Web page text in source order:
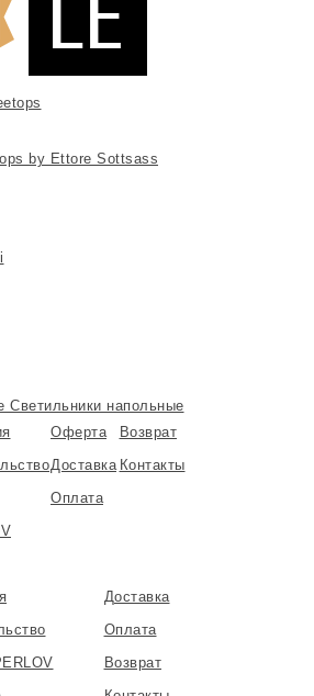
by Ettore Sottsass
Светильники напольные
Оферта
Доставка
Оплата
Возврат
Контакты
Доставка
Оплата
Возврат